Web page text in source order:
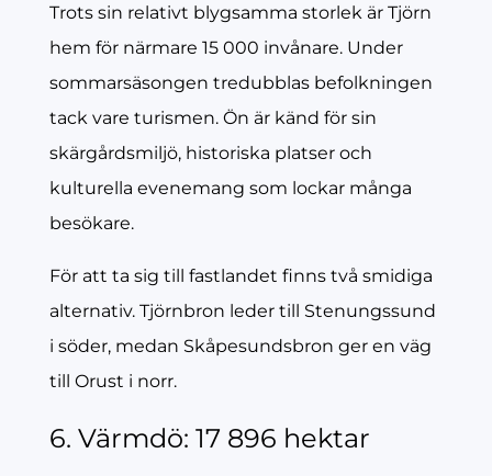
Trots sin relativt blygsamma storlek är Tjörn
hem för närmare 15 000 invånare. Under
sommarsäsongen tredubblas befolkningen
tack vare turismen. Ön är känd för sin
skärgårdsmiljö, historiska platser och
kulturella evenemang som lockar många
besökare.
För att ta sig till fastlandet finns två smidiga
alternativ. Tjörnbron leder till Stenungssund
i söder, medan Skåpesundsbron ger en väg
till Orust i norr.
6. Värmdö: 17 896 hektar